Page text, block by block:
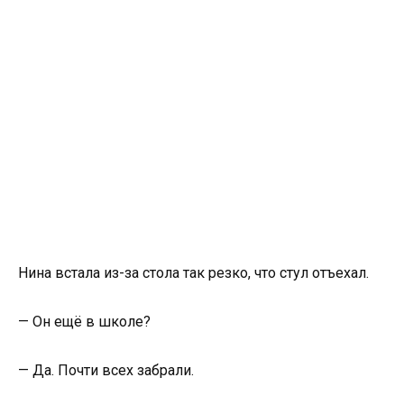
Нина встала из-за стола так резко, что стул отъехал.
— Он ещё в школе?
— Да. Почти всех забрали.